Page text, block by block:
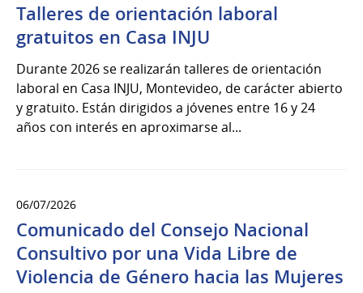
Talleres de orientación laboral
gratuitos en Casa INJU
Durante 2026 se realizarán talleres de orientación
laboral en Casa INJU, Montevideo, de carácter abierto
y gratuito. Están dirigidos a jóvenes entre 16 y 24
años con interés en aproximarse al...
06/07/2026
Comunicado del Consejo Nacional
Consultivo por una Vida Libre de
Violencia de Género hacia las Mujeres